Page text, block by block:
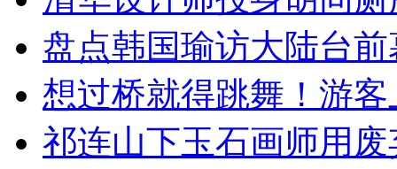
盘点韩国瑜访大陆台
想过桥就得跳舞！游客
祁连山下玉石画师用